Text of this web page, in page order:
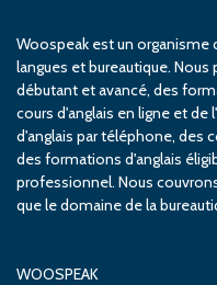
Woospeak est un organisme
langues et bureautique.
débutant et avancé, des
cours d'anglais en ligne et
d'anglais par téléphone, des
des formations d'anglais
professionnel. Nous
que le domaine de la
WOOSPEAK